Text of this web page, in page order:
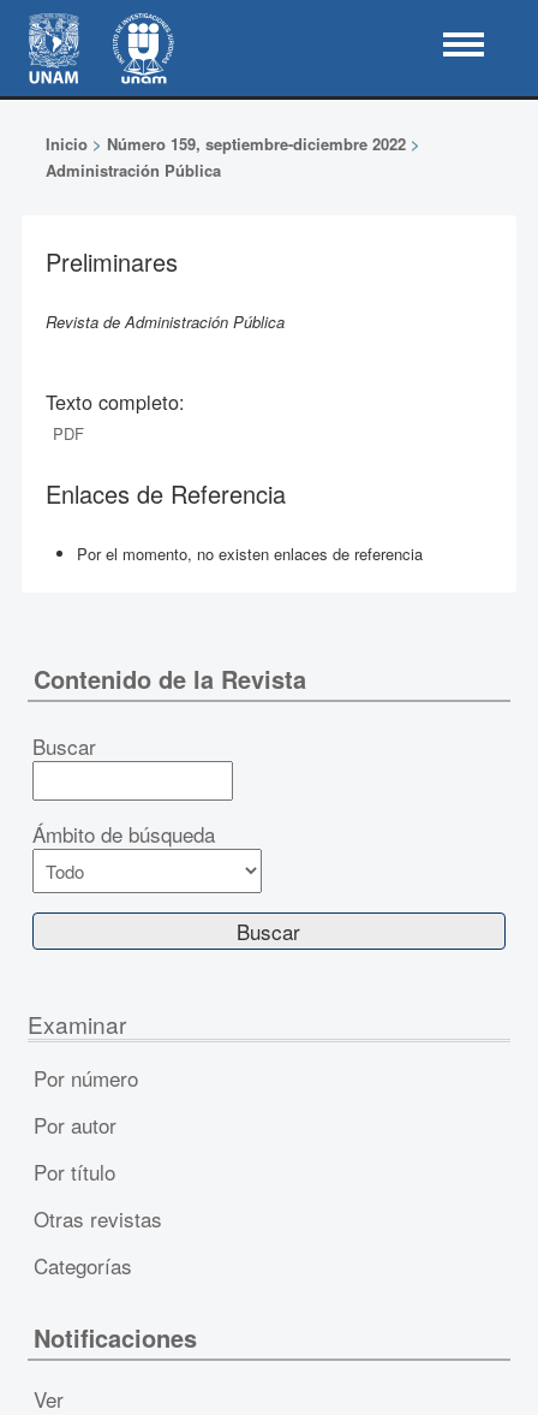
Inicio> Número 159, septiembre-diciembre 2022>
Administración Pública
Preliminares
Revista de Administración Pública
Texto completo:
PDF
Enlaces de Referencia
Por el momento, no existen enlaces de referencia
Contenido de la Revista
Buscar
Ámbito de búsqueda
Examinar
Por número
Por autor
Por título
Otras revistas
Categorías
Notificaciones
Ver